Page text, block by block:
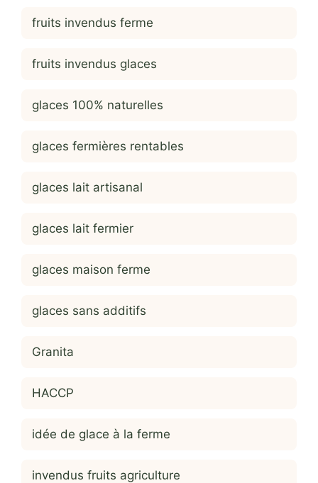
fruits invendus ferme
fruits invendus glaces
glaces 100% naturelles
glaces fermières rentables
glaces lait artisanal
glaces lait fermier
glaces maison ferme
glaces sans additifs
Granita
HACCP
idée de glace à la ferme
invendus fruits agriculture